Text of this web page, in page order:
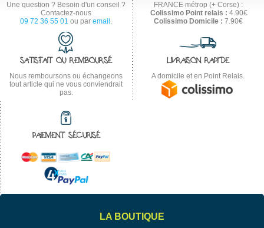
Une question ? Besoin d'un conseil ?
Contactez-nous
09 72 36 55 01 ou par email .
FRANCE métrop (+ Corse) :
Colissimo Point relais : 4.90€
Colissimo Domicile : 7.90€
SATISFAIT OU REMBOURSÉ
Nous remboursons ou échangeons
tout article qui ne vous conviendrait
pas.
LIVRAISON RAPIDE
A domicile et en Point Relais.
PAIEMENT SÉCURISÉ
LA BOUTIQUE